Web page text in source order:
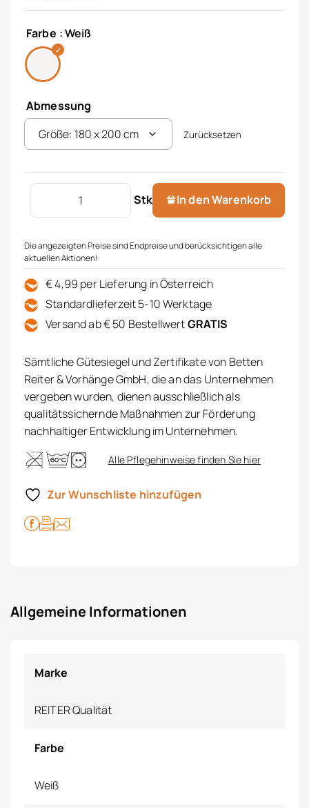
Farbe : Weiß
Abmessung
Zurücksetzen
Stk
Matratzenbezug Icetec Menge
In den Warenkorb
Die angezeigten Preise sind Endpreise und berücksichtigen alle
aktuellen Aktionen!
€ 4,99 per Lieferung in Österreich
Standardlieferzeit 5-10 Werktage
Versand ab € 50 BestellwertGRATIS
Sämtliche Gütesiegel und Zertifikate von Betten
Reiter & Vorhänge GmbH, die an das Unternehmen
vergeben wurden, dienen ausschließlich als
qualitätssichernde Maßnahmen zur Förderung
nachhaltiger Entwicklung im Unternehmen.
Alle Pflegehinweise finden Sie hier
Zur Wunschliste hinzufügen
Allgemeine Informationen
Marke
REITER Qualität
Farbe
Weiß